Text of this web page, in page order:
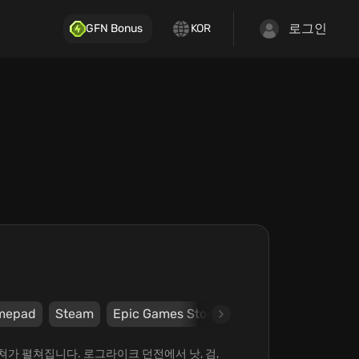
GFN Bonus KOR 로그인
Steam Epic Games Store
가 펼쳐집니다. 로그라이크 던전에서 낫, 검,